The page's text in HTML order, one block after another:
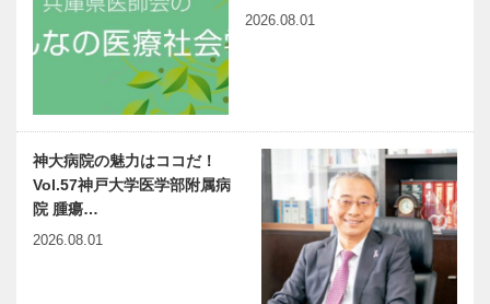
2026.08.01
神大病院の魅力はココだ！
Vol.57神戸大学医学部附属病
院 腫瘍…
2026.08.01